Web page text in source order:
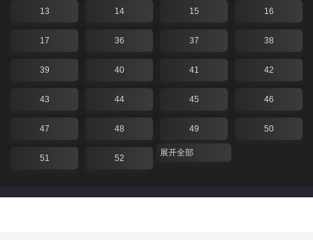
13 14 15 16
17 36 37 38
39 40 41 42
43 44 45 46
47 48 49 50
51 52
展开全部